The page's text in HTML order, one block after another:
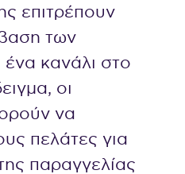
επιτρέπουν
των
κανάλι στο
οι
να
πελάτες για
παραγγελίας